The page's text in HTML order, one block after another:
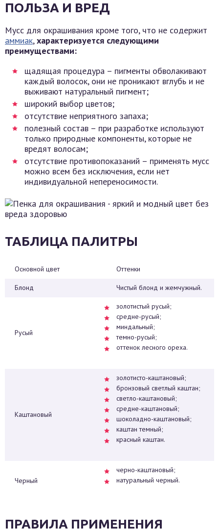
ПОЛЬЗА И ВРЕД
Мусс для окрашивания кроме того, что не содержит
аммиак,характеризуется следующими
преимуществами:
щадящая процедура – пигменты обволакивают
каждый волосок, они не проникают вглубь и не
выживают натуральный пигмент;
широкий выбор цветов;
отсутствие неприятного запаха;
полезный состав – при разработке используют
только природные компоненты, которые не
вредят волосам;
отсутствие противопоказаний – применять мусс
можно всем без исключения, если нет
индивидуальной непереносимости.
ТАБЛИЦА ПАЛИТРЫ
Основной цвет Оттенки
Блонд Чистый блонд и жемчужный.
Русый
золотистый русый;
средне-русый;
миндальный;
темно-русый;
оттенок лесного ореха.
Каштановый
золотисто-каштановый;
бронзовый светлый каштан;
светло-каштановый;
средне-каштановый;
шоколадно-каштановый;
каштан темный;
красный каштан.
Черный
черно-каштановый;
натуральный черный.
ПРАВИЛА ПРИМЕНЕНИЯ